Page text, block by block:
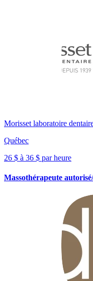
Morisset laboratoire
Québec
26 $ à 36 $ par heure
Massothérapeute